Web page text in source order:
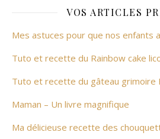
VOS ARTICLES
Mes astuces pour que nos enfants
Tuto et recette du Rainbow cake
Tuto et recette du gâteau
Maman – Un livre magnifique
Ma délicieuse recette des